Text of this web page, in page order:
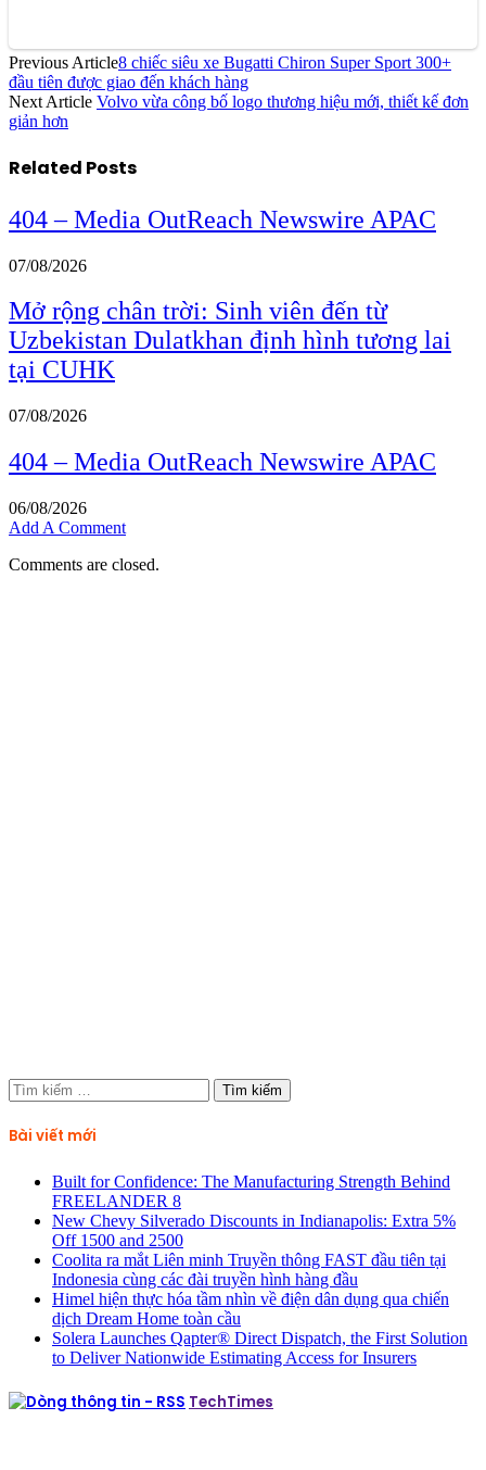
Previous Article8 chiếc siêu xe Bugatti Chiron Super Sport 300+
đầu tiên được giao đến khách hàng
Next Article Volvo vừa công bố logo thương hiệu mới, thiết kế đơn
giản hơn
Related Posts
404 – Media OutReach Newswire APAC
07/08/2026
Mở rộng chân trời: Sinh viên đến từ
Uzbekistan Dulatkhan định hình tương lai
tại CUHK
07/08/2026
404 – Media OutReach Newswire APAC
06/08/2026
Add A Comment
Comments are closed.
Tìm
kiếm
cho:
Bài viết mới
Built for Confidence: The Manufacturing Strength Behind
FREELANDER 8
New Chevy Silverado Discounts in Indianapolis: Extra 5%
Off 1500 and 2500
Coolita ra mắt Liên minh Truyền thông FAST đầu tiên tại
Indonesia cùng các đài truyền hình hàng đầu
Himel hiện thực hóa tầm nhìn về điện dân dụng qua chiến
dịch Dream Home toàn cầu
Solera Launches Qapter® Direct Dispatch, the First Solution
to Deliver Nationwide Estimating Access for Insurers
TechTimes